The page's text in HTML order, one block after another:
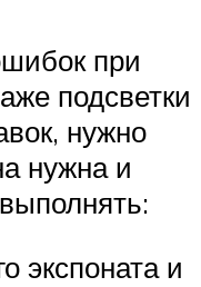
при
подсветки
нужно
нужна и
экспоната и